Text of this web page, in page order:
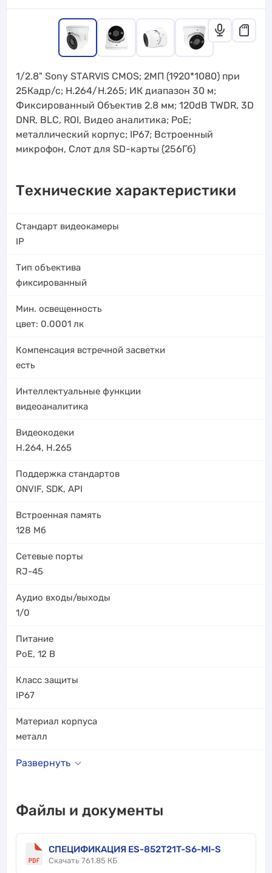
1/2.8" Sony STАRVIS CMOS; 2МП (1920*1080) при
25Кадр/с; H.264/H.265; ИК диапазон 30 м;
Фиксированный Объектив 2.8 мм; 120dB TWDR, 3D
DNR, BLC, ROI, Видео аналитика; PoE;
металлический корпус; IP67; Встроенный
микрофон, Слот для SD-карты (256Гб)
Технические характеристики
Стандарт видеокамеры
IP
Тип объектива
фиксированный
Мин. освещенность
цвет: 0.0001 лк
Компенсация встречной засветки
есть
Интеллектуальные функции
видеоаналитика
Видеокодеки
H.264, H.265
Поддержка стандартов
ONVIF, SDK, API
Встроенная память
128 Мб
Сетевые порты
RJ-45
Аудио входы/выходы
1/0
Питание
PoE, 12 В
Класс защиты
IP67
Материал корпуса
металл
Развернуть
Файлы и документы
СПЕЦИФИКАЦИЯ ES-852T21T-S6-MI-S
Скачать 761.85 КБ